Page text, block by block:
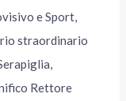
e Sport,
straordinario
Rettore